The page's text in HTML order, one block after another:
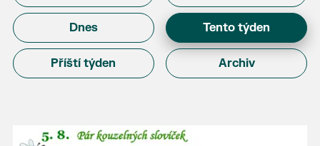
Dnes Tento týden
Příští týden Archiv